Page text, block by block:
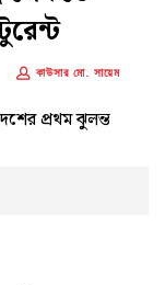
কাউসার মো. সায়েম